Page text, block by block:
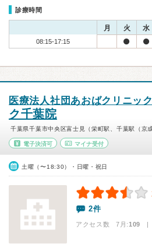
診療時間
月 火 水
08:15-17:15
医療法人社団あおばクリニック
ク千葉院
千葉県千葉市中央区富士見（栄町駅、千葉駅（京
電子決済可 マイナ受付
土曜（〜18:30）・日曜・祝日
2件
アクセス数 7月:109 |